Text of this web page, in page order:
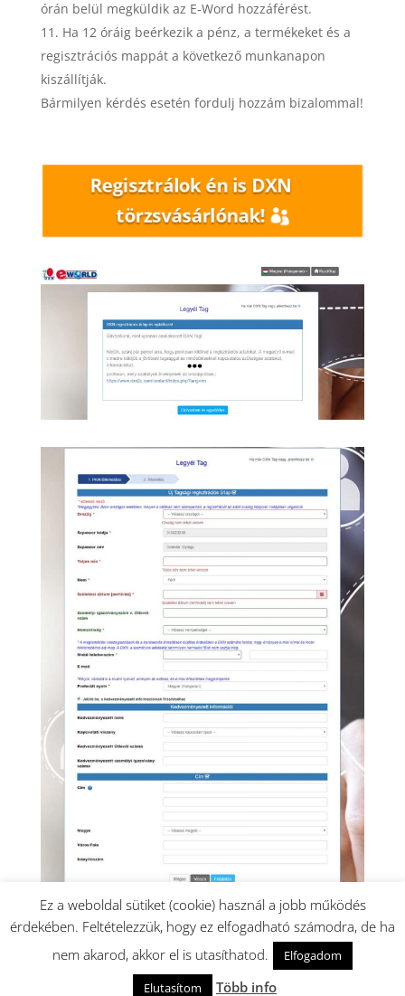
órán belül megküldik az E-Word hozzáférést.
Ha 12 óráig beérkezik a pénz, a termékeket és a
regisztrációs mappát a következő munkanapon
kiszállítják.
Bármilyen kérdés esetén fordulj hozzám bizalommal!
Regisztrálok én is DXN
törzsvásárlónak!
Design: Dormán György - Minden jog fenntartva. DXN
Evoncafe ©
Ez a weboldal sütiket (cookie) használ a jobb működés
érdekében. Feltételezzük, hogy ez elfogadható számodra, de ha
nem akarod, akkor el is utasíthatod.
Elfogadom
Elutasítom
Több info